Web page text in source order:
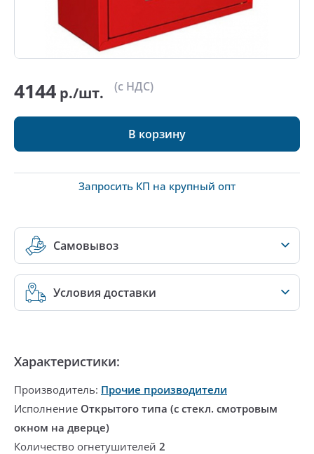
4144 р./шт. (с НДС)
В корзину
Запросить КП на крупный опт
Самовывоз
Условия доставки
Характеристики:
Производитель: Прочие производители
Исполнение Открытого типа (с стекл. смотровым
окном на дверце)
Количество огнетушителей 2